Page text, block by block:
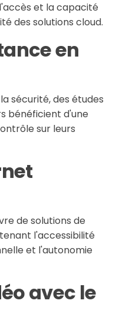
et la capacité
des solutions cloud.
en
sécurité, des études
bénéficient d'une
sur leurs
de solutions de
l'accessibilité
et l'autonomie
avec le